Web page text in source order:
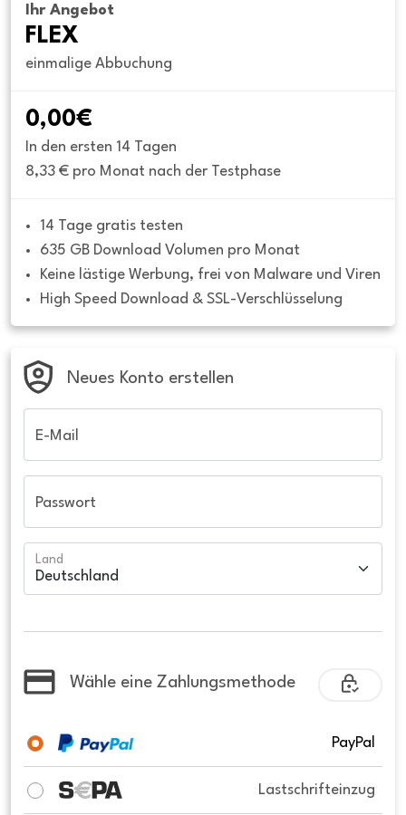
Ihr Angebot
FLEX
einmalige Abbuchung
0,00€
In den ersten 14 Tagen
8,33 € pro Monat nach der Testphase
14 Tage gratis testen
635 GB Download Volumen pro Monat
Keine lästige Werbung, frei von Malware und Viren
High Speed Download & SSL-Verschlüsselung
Neues Konto erstellen
E-Mail
Passwort
Land
Wähle eine Zahlungsmethode
PayPal
Lastschrifteinzug